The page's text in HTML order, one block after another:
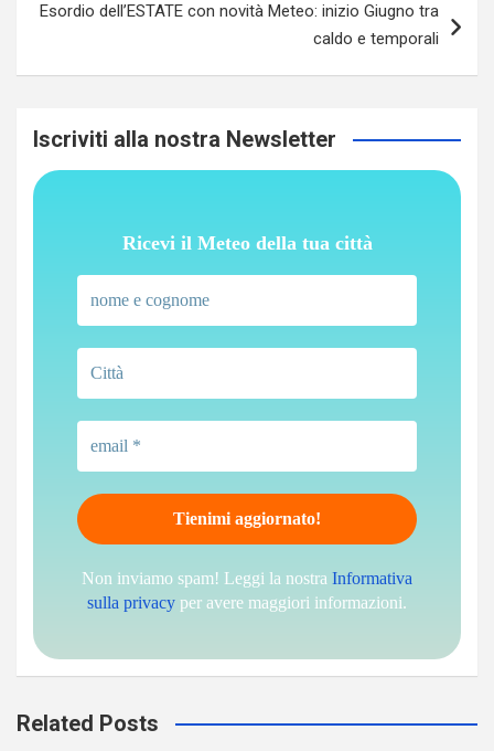
Esordio dell’ESTATE con novità Meteo: inizio Giugno tra
caldo e temporali
Iscriviti alla nostra Newsletter
Ricevi il Meteo della tua città
Non inviamo spam! Leggi la nostra Informativa
sulla privacy per avere maggiori informazioni.
Related Posts